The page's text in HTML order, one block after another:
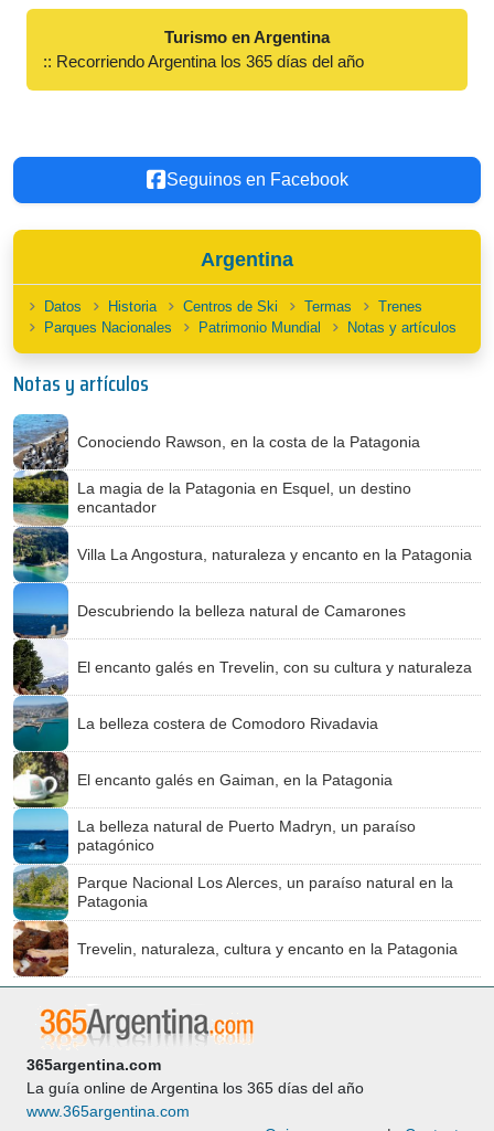
Turismo en Argentina
:: Recorriendo Argentina los 365 días del año
Seguinos en Facebook
Argentina
Datos Historia Centros de Ski Termas
Trenes
Parques Nacionales
Patrimonio Mundial Notas y artículos
Notas y artículos
Conociendo Rawson, en la costa de la Patagonia
La magia de la Patagonia en Esquel, un destino
encantador
Villa La Angostura, naturaleza y encanto en la Patagonia
Descubriendo la belleza natural de Camarones
El encanto galés en Trevelin, con su cultura y naturaleza
La belleza costera de Comodoro Rivadavia
El encanto galés en Gaiman, en la Patagonia
La belleza natural de Puerto Madryn, un paraíso
patagónico
Parque Nacional Los Alerces, un paraíso natural en la
Patagonia
Trevelin, naturaleza, cultura y encanto en la Patagonia
365argentina.com
La guía online de Argentina los 365 días del año
www.365argentina.com